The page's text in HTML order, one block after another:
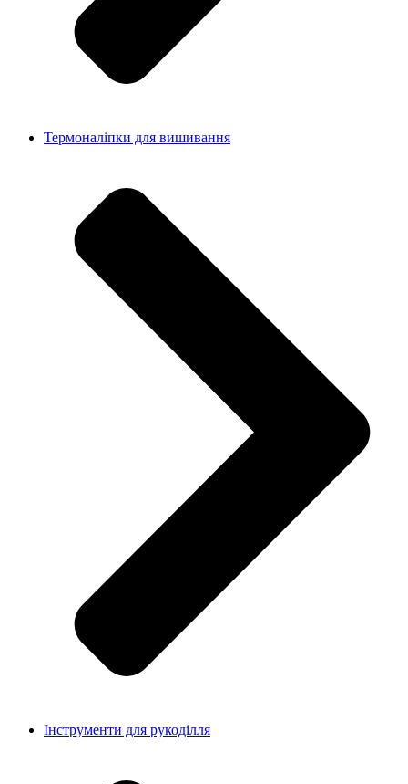
Термоналіпки для вишивання
Інструменти для рукоділля